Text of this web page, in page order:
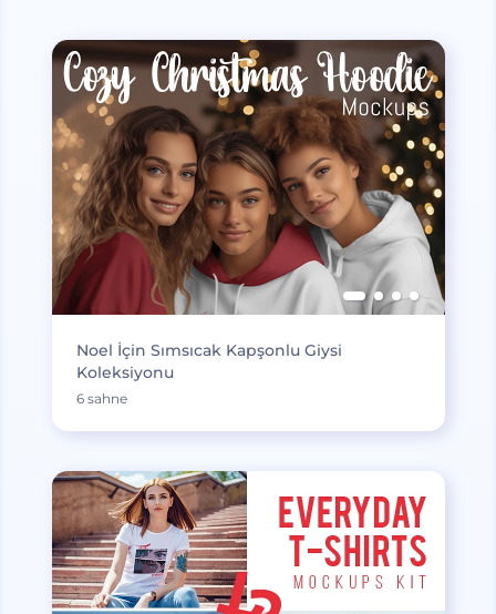
Noel İçin Sımsıcak Kapşonlu Giysi
Koleksiyonu
6 sahne